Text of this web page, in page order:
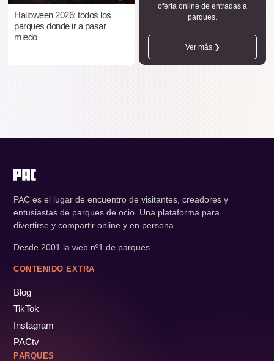
Halloween 2026: todos los
parques donde ir a pasar
miedo
oferta online de entradas a
parques.
Ver más ❯
PAC es el lugar de encuentro de visitantes, creadores y
entusiastas de parques de ocio. Una plataforma para
divertirse y compartir online y en persona.
Desde 2001 la web nº1 de parques.
CONTENIDO EXTRA
Blog
TikTok
Instagram
PACtv
PARQUES